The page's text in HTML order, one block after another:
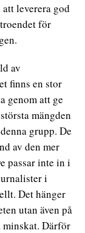
leverera god
för
av
finns en stor
genom att ge
mängden
grupp. De
av den mer
passar inte in i
i
Det hänger
utan även på
Därför